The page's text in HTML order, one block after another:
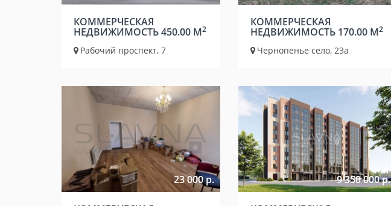
КОММЕРЧЕСКАЯ
НЕДВИЖИМОСТЬ 450.00 М2
Рабочий проспект, 7
КОММЕРЧЕСКАЯ
НЕДВИЖИМОСТЬ 170.00 М2
Чернопенье село, 23а
23 000 р. 9 350 000 р.